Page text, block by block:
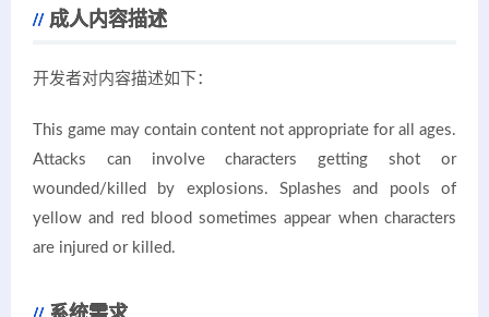
成人内容描述
开发者对内容描述如下：
This game may contain content not appropriate for all ages.
Attacks can involve characters getting shot or
wounded/killed by explosions. Splashes and pools of
yellow and red blood sometimes appear when characters
are injured or killed.